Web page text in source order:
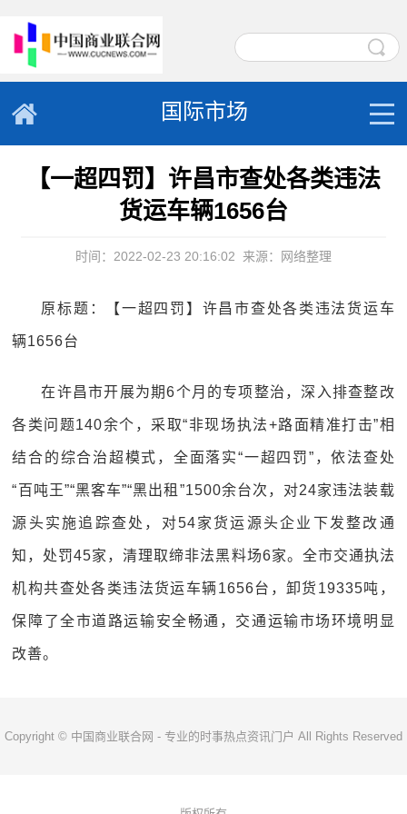
国际市场
【一超四罚】许昌市查处各类违法
货运车辆1656台
时间：2022-02-23 20:16:02 来源：网络整理
原标题：【一超四罚】许昌市查处各类违法货运车
辆1656台
在许昌市开展为期6个月的专项整治，深入排查整改
各类问题140余个，采取“非现场执法+路面精准打击”相
结合的综合治超模式，全面落实“一超四罚”，依法查处
“百吨王”“黑客车”“黑出租”1500余台次，对24家违法装载
源头实施追踪查处，对54家货运源头企业下发整改通
知，处罚45家，清理取缔非法黑料场6家。全市交通执法
机构共查处各类违法货运车辆1656台，卸货19335吨，
保障了全市道路运输安全畅通，交通运输市场环境明显
改善。
Copyright © 中国商业联合网 - 专业的时事热点资讯门户 All Rights Reserved